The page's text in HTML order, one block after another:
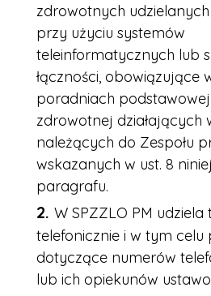
zdrowotnych udzielanych
przy użyciu systemów
teleinformatycznych lub
łączności, obowiązujące
poradniach
zdrowotnej działających
należących do Zespołu
wskazanych w ust. 8
paragrafu.
W SPZZLO PM
telefonicznie i w tym
dotyczące numerów
lub ich opiekunów